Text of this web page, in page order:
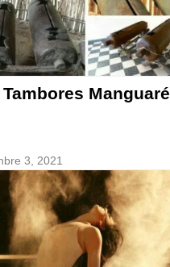
Tambores Manguaré
3, 2021